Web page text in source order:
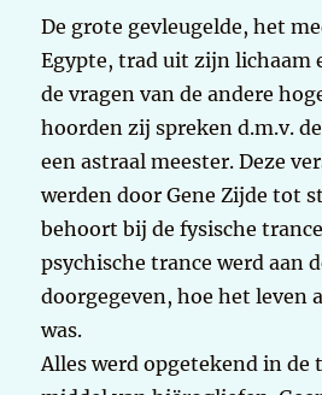
De grote gevleugelde, het
Egypte, trad uit zijn lichaam
de vragen van de andere
hoorden zij spreken d.m.v.
een astraal meester. Deze
werden door Gene Zijde tot
behoort bij de fysische
psychische trance werd aan
doorgegeven, hoe het leven
was.
Alles werd opgetekend in de